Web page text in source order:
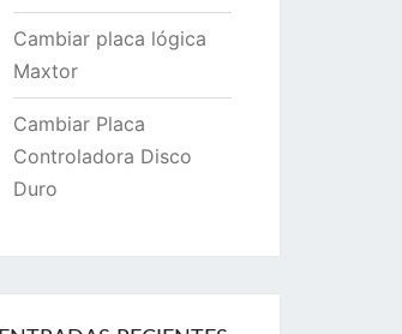
Cambiar placa lógica
Maxtor
Cambiar Placa
Controladora Disco
Duro